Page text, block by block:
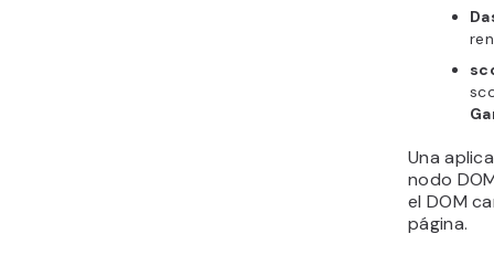
Una
nodo
el DOM
página.